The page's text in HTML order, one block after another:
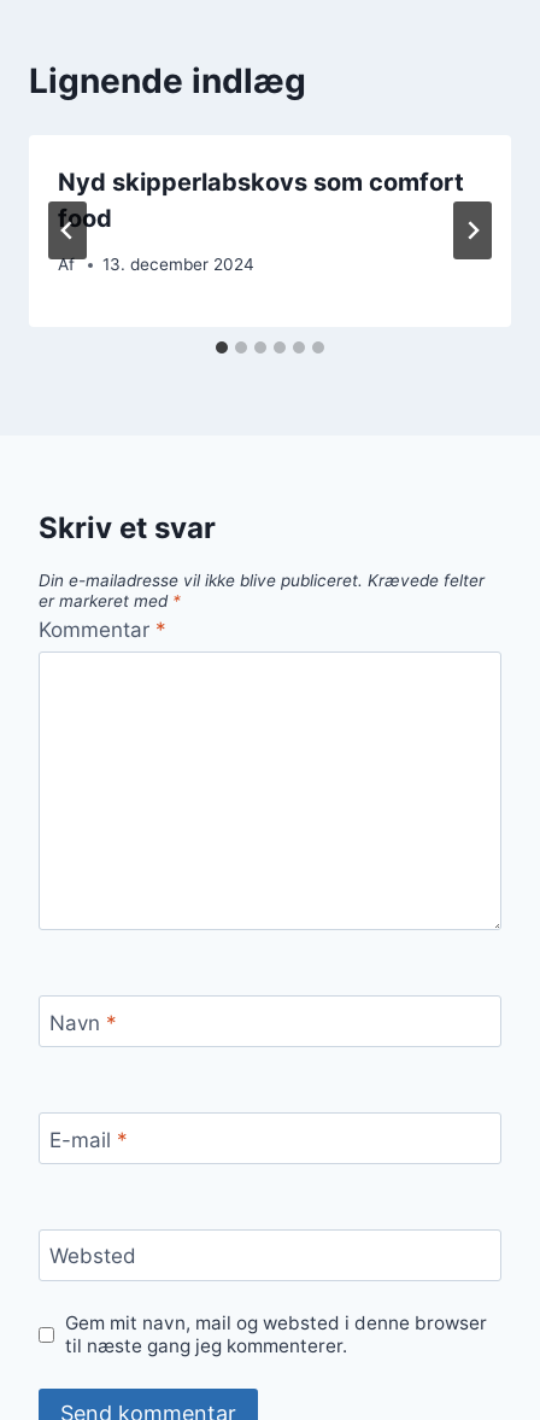
Lignende indlæg
Nyd skipperlabskovs som comfort
food
Af 13. december 2024
Skriv et svar
Din e-mailadresse vil ikke blive publiceret. Krævede felter
er markeret med *
Kommentar *
Navn *
E-mail *
Websted
Gem mit navn, mail og websted i denne browser
til næste gang jeg kommenterer.